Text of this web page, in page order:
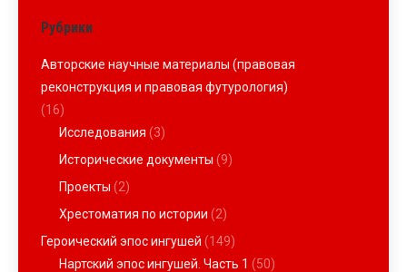
Рубрики
Авторские научные материалы (правовая
реконструкция и правовая футурология)
(16)
Исследования (3)
Исторические документы (9)
Проекты (2)
Хрестоматия по истории (2)
Героический эпос ингушей (149)
Нартский эпос ингушей. Часть 1 (50)